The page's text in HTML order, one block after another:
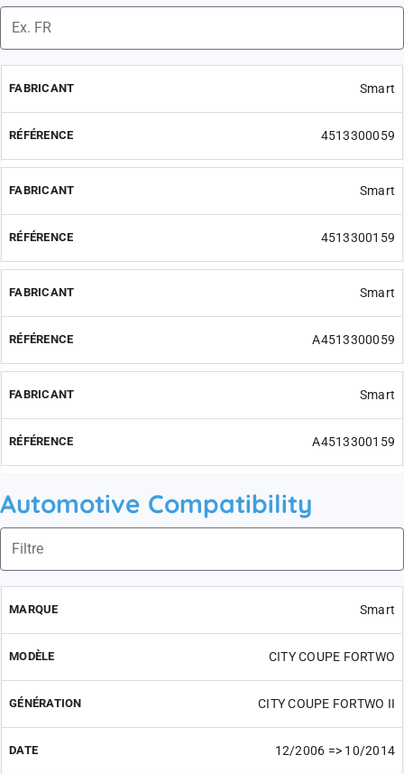
Smart
4513300059
Smart
4513300159
Smart
A4513300059
Smart
A4513300159
Automotive Compatibility
Smart
CITY COUPE FORTWO
CITY COUPE FORTWO II
12/2006 => 10/2014